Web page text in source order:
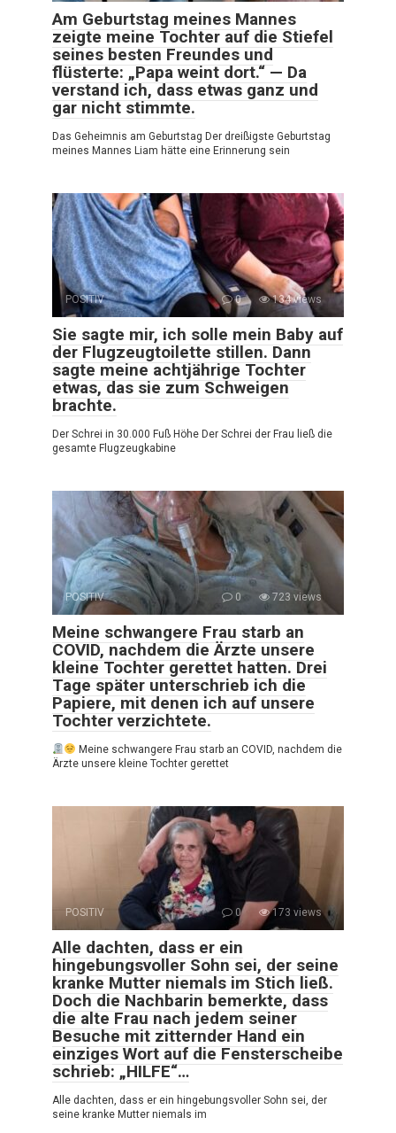
Am Geburtstag meines Mannes
zeigte meine Tochter auf die Stiefel
seines besten Freundes und
flüsterte: „Papa weint dort.“ — Da
verstand ich, dass etwas ganz und
gar nicht stimmte.
Das Geheimnis am Geburtstag Der dreißigste Geburtstag
meines Mannes Liam hätte eine Erinnerung sein
POSITIV 0 134 views
Sie sagte mir, ich solle mein Baby auf
der Flugzeugtoilette stillen. Dann
sagte meine achtjährige Tochter
etwas, das sie zum Schweigen
brachte.
Der Schrei in 30.000 Fuß Höhe Der Schrei der Frau ließ die
gesamte Flugzeugkabine
POSITIV 0 723 views
Meine schwangere Frau starb an
COVID, nachdem die Ärzte unsere
kleine Tochter gerettet hatten. Drei
Tage später unterschrieb ich die
Papiere, mit denen ich auf unsere
Tochter verzichtete.
Meine schwangere Frau starb an COVID, nachdem die
Ärzte unsere kleine Tochter gerettet
POSITIV 0 173 views
Alle dachten, dass er ein
hingebungsvoller Sohn sei, der seine
kranke Mutter niemals im Stich ließ.
Doch die Nachbarin bemerkte, dass
die alte Frau nach jedem seiner
Besuche mit zitternder Hand ein
einziges Wort auf die Fensterscheibe
schrieb: „HILFE“…
Alle dachten, dass er ein hingebungsvoller Sohn sei, der
seine kranke Mutter niemals im